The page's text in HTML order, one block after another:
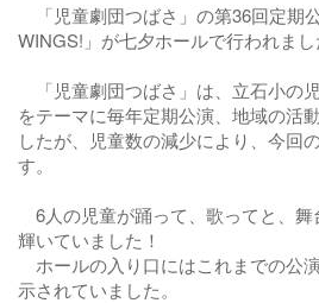
「児童劇団つばさ」の第36回定
WINGS!」が七夕ホールで行われまし
「児童劇団つばさ」は、立石小の
をテーマに毎年定期公演、地域の活
したが、児童数の減少により、今回
す。
6人の児童が踊って、歌ってと、舞
輝いていました！
ホールの入り口にはこれまでの公
示されていました。